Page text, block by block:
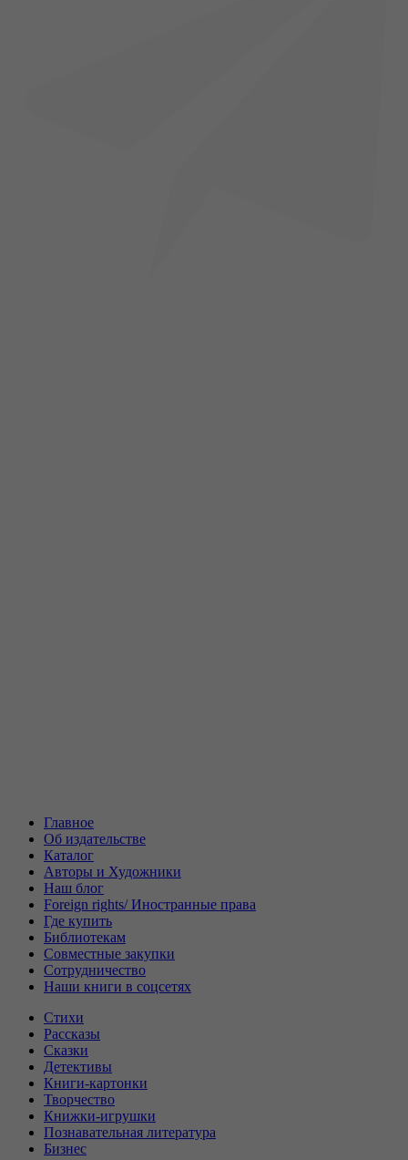
Главное
Об издательстве
Каталог
Авторы и Художники
Наш блог
Foreign rights/ Иностранные права
Где купить
Библиотекам
Совместные закупки
Сотрудничество
Наши книги в соцсетях
Стихи
Рассказы
Сказки
Детективы
Книги-картонки
Творчество
Книжки-игрушки
Познавательная литература
Бизнес